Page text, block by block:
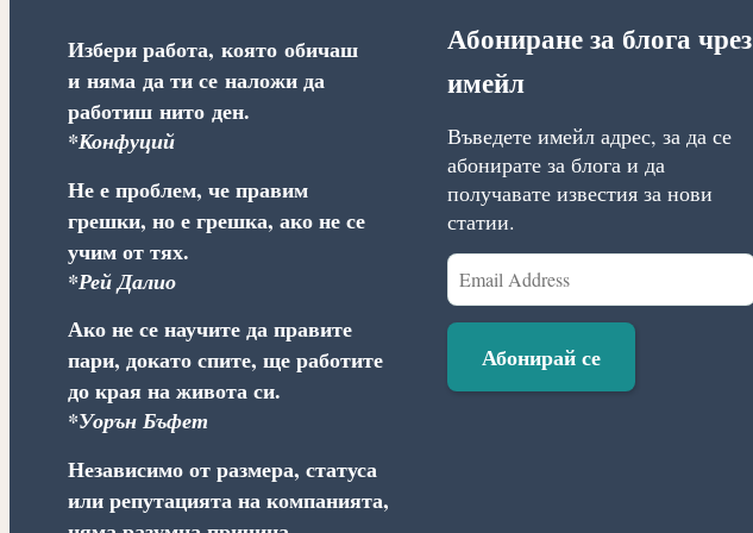
Избери работа, която обичаш
и няма да ти се наложи да
работиш нито ден.
*Конфуций
Не е проблем, че правим
грешки, но е грешка, ако не се
учим от тях.
*Рей Далио
Ако не се научите да правите
пари, докато спите, ще работите
до края на живота си.
*Уорън Бъфет
Независимо от размера, статуса
или репутацията на компанията,
Абониране за блога чрез
имейл
Въведете имейл адрес, за да се
абонирате за блога и да
получавате известия за нови
статии.
Email
Address
Абонирай се